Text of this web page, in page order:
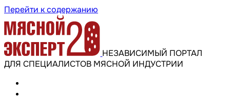
Перейти к содержанию
НЕЗАВИСИМЫЙ ПОРТАЛ
ДЛЯ СПЕЦИАЛИСТОВ МЯСНОЙ ИНДУСТРИИ